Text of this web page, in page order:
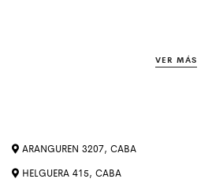
VER MÁS
ARANGUREN 3207, CABA
HELGUERA 415, CABA